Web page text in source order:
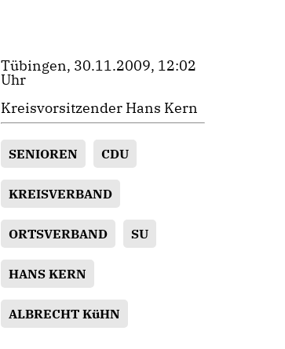
Tübingen, 30.11.2009, 12:02
Uhr
Kreisvorsitzender Hans Kern
SENIOREN CDU
KREISVERBAND
ORTSVERBAND SU
HANS KERN
ALBRECHT KüHN